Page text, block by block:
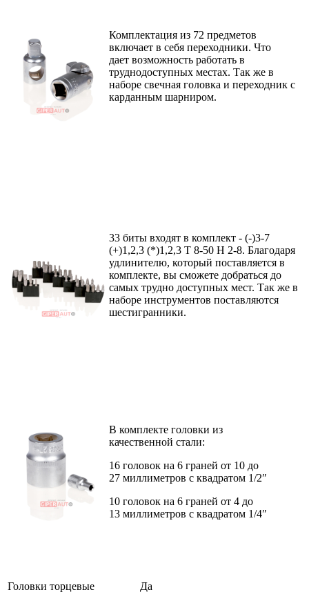
Комплектация из 72 предметов
включает в себя переходники. Что
дает возможность работать в
труднодоступных местах. Так же в
наборе свечная головка и переходник с
карданным шарниром.
33 биты входят в комплект - (-)3-7
(+)1,2,3 (*)1,2,3 T 8-50 H 2-8. Благодаря
удлинителю, который поставляется в
комплекте, вы сможете добраться до
самых трудно доступных мест. Так же в
наборе инструментов поставляются
шестигранники.
В комплекте головки из
качественной стали:
16 головок на 6 граней от 10 до
27 миллиметров с квадратом 1/2″
10 головок на 6 граней от 4 до
13 миллиметров с квадратом 1/4″
Головки торцевые Да